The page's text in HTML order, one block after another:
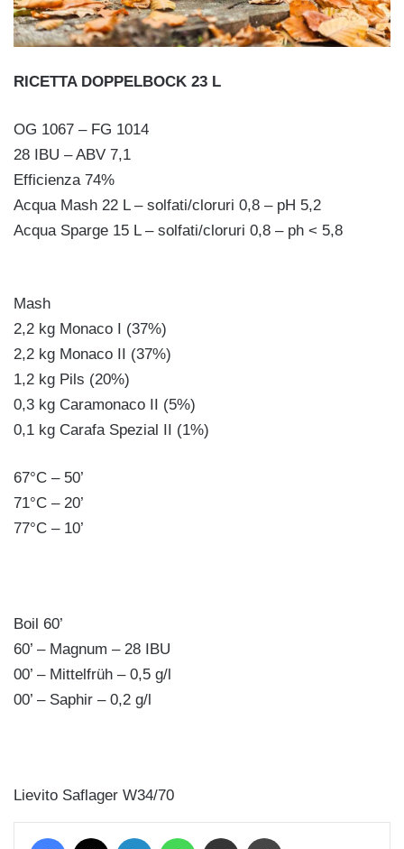
RICETTA DOPPELBOCK 23 L
OG 1067 – FG 1014
28 IBU – ABV 7,1
Efficienza 74%
Acqua Mash 22 L – solfati/cloruri 0,8 – pH 5,2
Acqua Sparge 15 L – solfati/cloruri 0,8 – ph < 5,8
Mash
2,2 kg Monaco I (37%)
2,2 kg Monaco II (37%)
1,2 kg Pils (20%)
0,3 kg Caramonaco II (5%)
0,1 kg Carafa Spezial II (1%)
67°C – 50’
71°C – 20’
77°C – 10’
Boil 60’
60’ – Magnum – 28 IBU
00’ – Mittelfrüh – 0,5 g/l
00’ – Saphir – 0,2 g/l
Lievito Saflager W34/70
Facebook LinkedIn WhatsApp Condividi via mail